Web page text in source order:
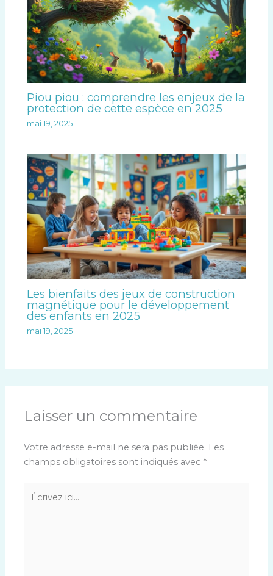
Piou piou : comprendre les enjeux de la
protection de cette espèce en 2025
mai 19, 2025
Les bienfaits des jeux de construction
magnétique pour le développement
des enfants en 2025
mai 19, 2025
Laisser un commentaire
Votre adresse e-mail ne sera pas publiée. Les
champs obligatoires sont indiqués avec *
Écrivez
ici…